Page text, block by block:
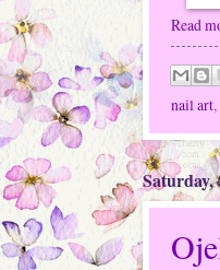
Read
nail art,
Saturday,